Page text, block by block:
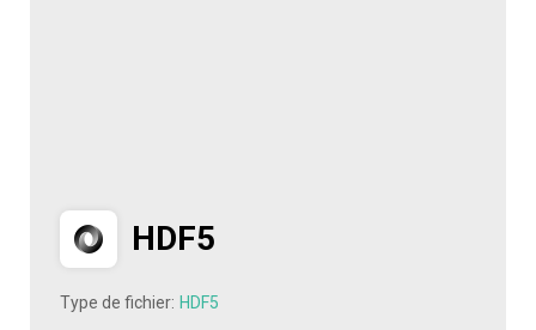
HDF5
Type de fichier: HDF5